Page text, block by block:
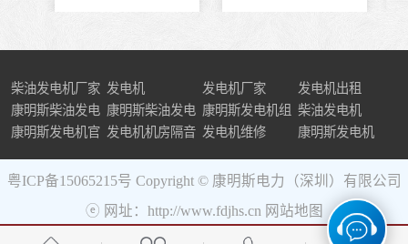
柴油发电机厂家 发电机 发电机厂家
发电机出租
康明斯柴油发电
机组
康明斯柴油发电
机
康明斯发电机组 柴油发电机
康明斯发电机官 发电机机房隔音 发电机维修 康明斯发电机
粤ICP备15065215号 Copyright © 康明斯电力（深圳）有限公司
ⓔ 网址：http://www.fdjhs.cn 网站地图